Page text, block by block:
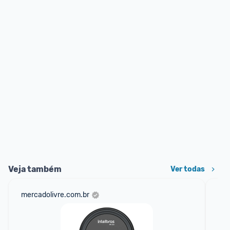
Veja também Ver todas
mercadolivre.com.br